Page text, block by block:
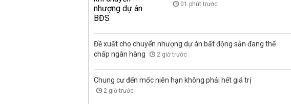
01 phút trước
Đề xuất cho chuyển nhượng dự án bất động sản đang thế
chấp ngân hàng
2 giờ trước
Chung cư đến mốc niên hạn không phải hết giá trị
2 giờ trước